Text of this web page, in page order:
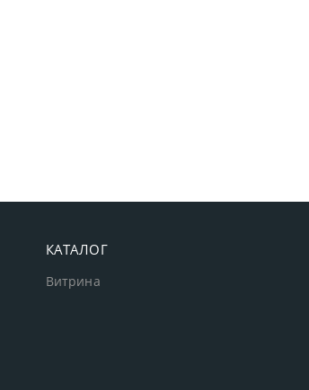
КАТАЛОГ
Витрина